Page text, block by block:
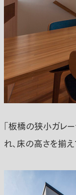
「板橋の狭小ガレ
れ、床の高さを揃